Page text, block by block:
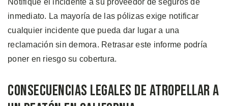
inmediato. La mayoría de las pólizas exige notificar
cualquier incidente que pueda dar lugar a una
reclamación sin demora. Retrasar este informe podría
poner en riesgo su cobertura.
Consecuencias Legales de Atropellar a